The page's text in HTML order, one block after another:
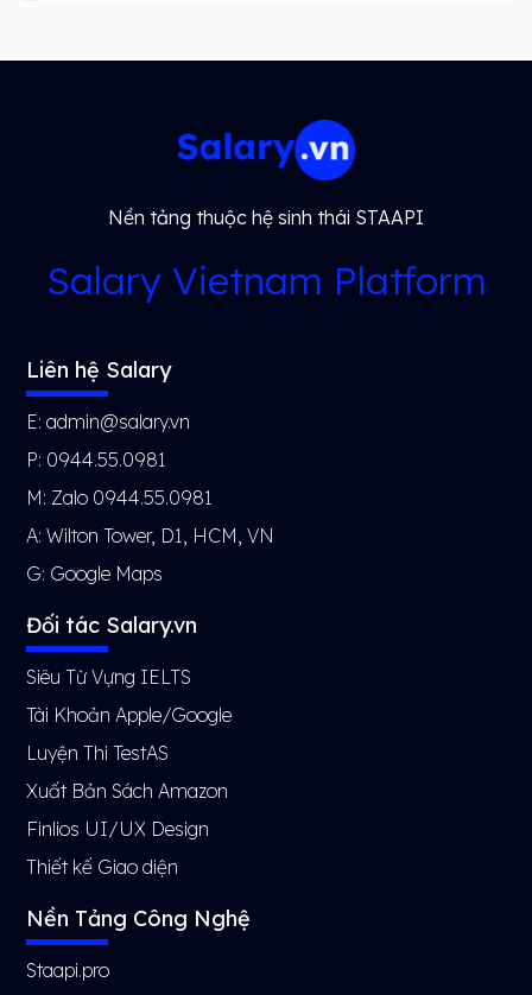
Nền tảng thuộc hệ sinh thái STAAPI
Salary Vietnam Platform
Liên hệ Salary
E: admin@salary.vn
P: 0944.55.0981
M: Zalo 0944.55.0981
A: Wilton Tower, D1, HCM, VN
G: Google Maps
Đối tác Salary.vn
Siêu Từ Vựng IELTS
Tài Khoản Apple/Google
Luyện Thi TestAS
Xuất Bản Sách Amazon
Finlios UI/UX Design
Thiết kế Giao diện
Nền Tảng Công Nghệ
Staapi.pro